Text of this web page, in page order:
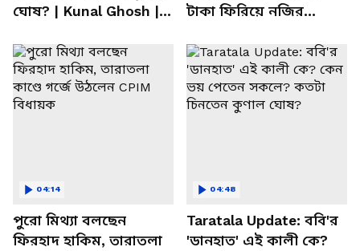
ঘোষ? | Kunal Ghosh |
| Suvendu
টাকা ফিরিয়ে নজির
পুরো মিথ্যা বলছেন
ফিরহাদ হাকিম, তারাতলা
04:14
Taratala Update: ববি'র
'ডানহাত' এই কালী কে?
04:48